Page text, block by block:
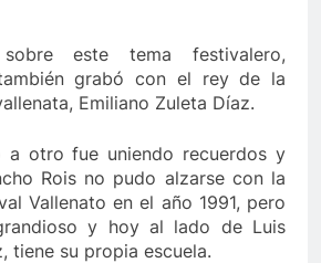
este tema festivalero,
grabó con el rey de la
Emiliano Zuleta Díaz.
a otro fue uniendo recuerdos y
Rois no pudo alzarse con la
Vallenato en el año 1991, pero
y hoy al lado de Luis
tiene su propia escuela.